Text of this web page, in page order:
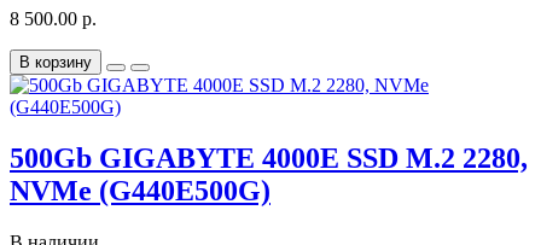
8 500.00 р.
В корзину
500Gb GIGABYTE 4000E SSD M.2 2280,
NVMe (G440E500G)